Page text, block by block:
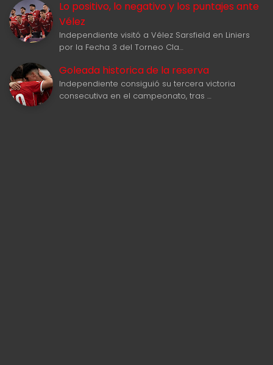
Lo positivo, lo negativo y los puntajes ante
Vélez
Independiente visitó a Vélez Sarsfield en Liniers
por la Fecha 3 del Torneo Cla…
Goleada historica de la reserva
Independiente consiguió su tercera victoria
consecutiva en el campeonato, tras …